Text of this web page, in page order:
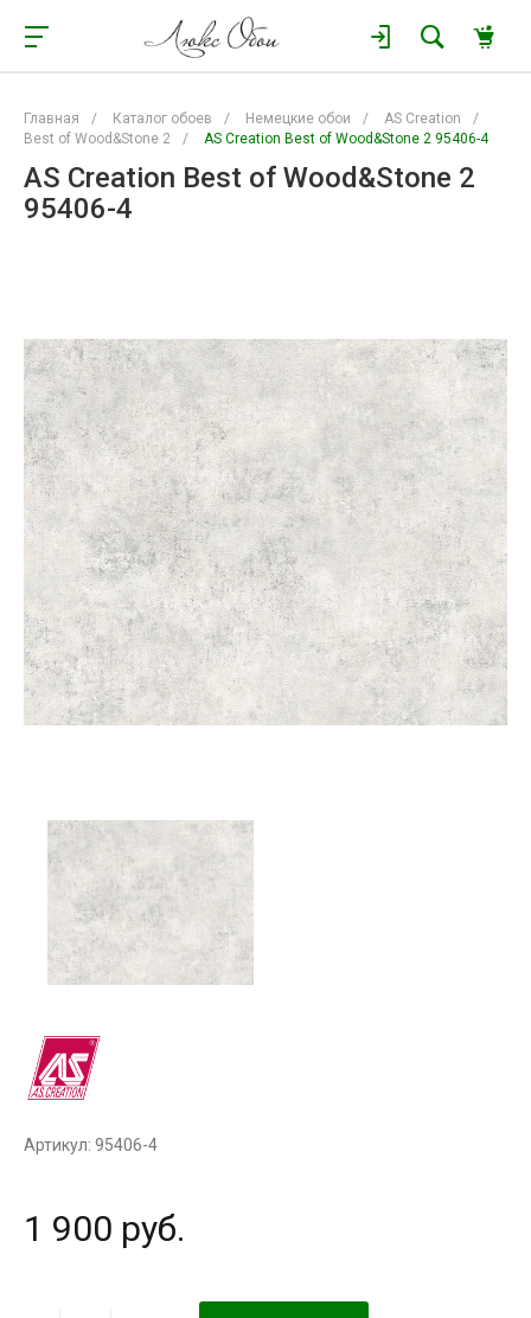
Главная / Каталог обоев / Немецкие обои / AS Creation
/
Best of Wood&Stone 2
/ AS Creation Best of Wood&Stone 2 95406-4
AS Creation Best of Wood&Stone 2
95406-4
Артикул: 95406-4
1 900 руб.